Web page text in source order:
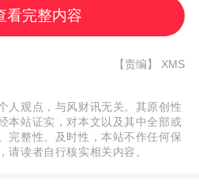
费市场。
与数据由观点根据公开
看完整内容
【责编】 XMS
人观点，与风财讯无关。其原创性
本站证实，对本文以及其中全部或
完整性、及时性，本站不作任何保
请读者自行核实相关内容。